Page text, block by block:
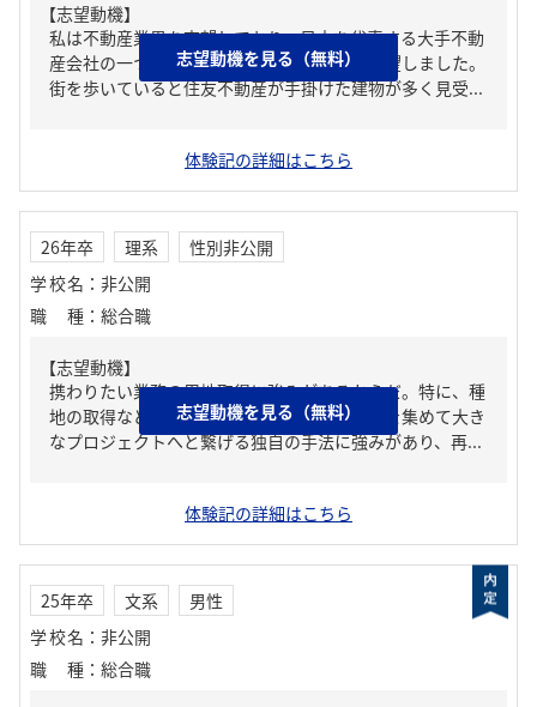
【志望動機】
私は不動産業界を志望しており、日本を代表する大手不動
産会社の一つであったため、住友不動産を志望しました。
街を歩いていると住友不動産が手掛けた建物が多く見受...
体験記の詳細はこちら
志望動機を見る（無料）
26年卒 理系
性別非公開
学校名 ： 非公開
職種 ： 総合職
【志望動機】
携わりたい業務の用地取得に強みがあるからだ。特に、種
地の取得など泥臭い努力を重ね、小さな土地を集めて大き
なプロジェクトへと繋げる独自の手法に強みがあり、再...
体験記の詳細はこちら
志望動機を見る（無料）
25年卒 文系
男性
学校名 ： 非公開
職種 ： 総合職